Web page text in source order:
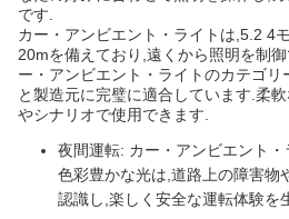
です.
カー・アンビエント・ライトは,5.2 4
20mを備えており,遠くから照明を制
ー・アンビエント・ライトのカテゴ
と製造元に完璧に適合しています.柔
やシナリオで使用できます.
夜間運転: カー・アンビエント
色彩豊かな光は,道路上の障害物
認識し,楽しく安全な運転体験を